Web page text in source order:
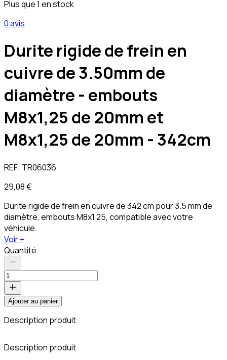
Plus que 1 en stock
0 avis
Durite rigide de frein en
cuivre de 3.50mm de
diamètre - embouts
M8x1,25 de 20mm et
M8x1,25 de 20mm - 342cm
REF: TR06036
29,08 €
Durite rigide de frein en cuivre de 342 cm pour 3.5 mm de
diamètre, embouts M8x1,25, compatible avec votre
véhicule.
Voir +
Quantité
Ajouter au panier
Description produit
Description produit